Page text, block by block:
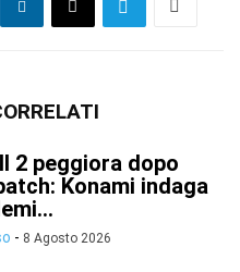
2 peggiora dopo
Konami indaga
- 8 Agosto 2026